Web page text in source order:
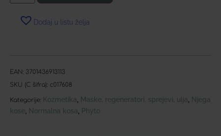
Dodaj u listu želja
EAN: 3701436913113
SKU (C šifra): c017608
Kategorije: Kozmetika Maske, regeneratori, sprejevi, ulja Njega
kose Normalna kosa Phyto